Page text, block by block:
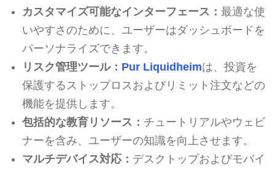
カスタマイズ可能なインターフェース： 最適な使
いやすさのために、ユーザーはダッシュボードを
パーソナライズできます。
リスク管理ツール： Pur Liquidheimは、投資を
保護するストップロスおよびリミット注文などの
機能を提供します。
包括的な教育リソース： チュートリアルやウェビ
ナーを含み、ユーザーの知識を向上させます。
マルチデバイス対応： デスクトップおよびモバイ